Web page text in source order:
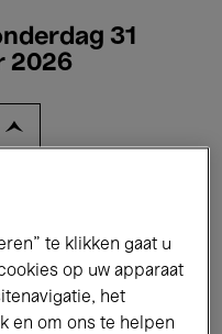
31
2026
& Debatten
te klikken gaat u
op uw apparaat
het
en om ons te helpen